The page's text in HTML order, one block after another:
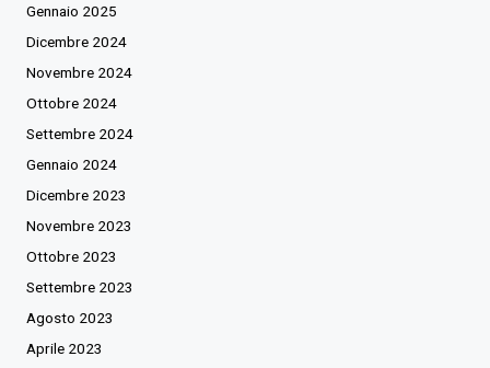
Gennaio 2025
Dicembre 2024
Novembre 2024
Ottobre 2024
Settembre 2024
Gennaio 2024
Dicembre 2023
Novembre 2023
Ottobre 2023
Settembre 2023
Agosto 2023
Aprile 2023